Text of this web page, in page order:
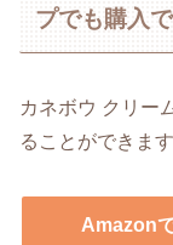
プでも購入
カネボウ クリー
ることができます
Amazon